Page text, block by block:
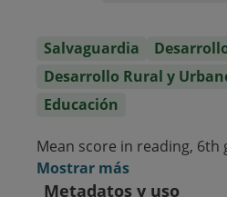
Salvaguardia
Desarrollo Rural y
Educación
Mean score in reading, 6th
Mostrar más
Metadatos y uso